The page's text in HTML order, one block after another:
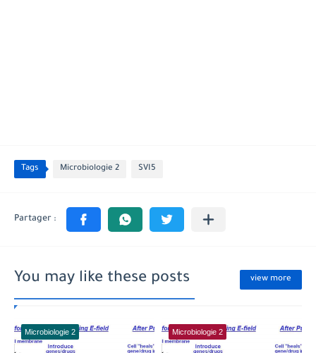
Tags Microbiologie 2 SVI5
You may like these posts view more
Microbiologie 2 Microbiologie 2